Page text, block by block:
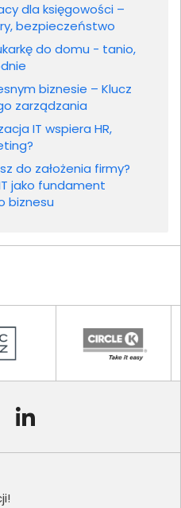
dla księgowości –
bezpieczeństwo
do domu - tanio,
biznesie – Klucz
zarządzania
IT wspiera HR,
do założenia firmy?
jako fundament
biznesu